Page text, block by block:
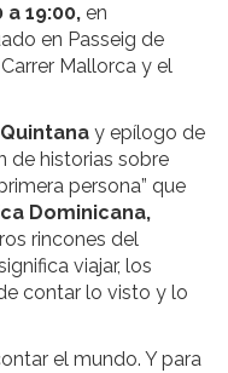
a 19:00, en
en Passeig de
Mallorca y el
y epílogo de
de historias sobre
persona” que
Dominicana,
rincones del
viajar, los
contar lo visto y lo
el mundo. Y para